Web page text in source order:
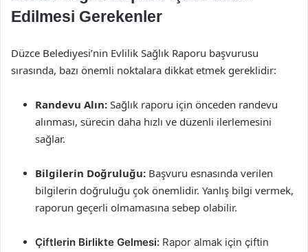
Edilmesi Gerekenler
Düzce Belediyesi’nin Evlilik Sağlık Raporu başvurusu
sırasında, bazı önemli noktalara dikkat etmek gereklidir:
Randevu Alın: Sağlık raporu için önceden randevu
alınması, sürecin daha hızlı ve düzenli ilerlemesini
sağlar.
Bilgilerin Doğruluğu: Başvuru esnasında verilen
bilgilerin doğruluğu çok önemlidir. Yanlış bilgi vermek,
raporun geçerli olmamasına sebep olabilir.
Çiftlerin Birlikte Gelmesi: Rapor almak için çiftin